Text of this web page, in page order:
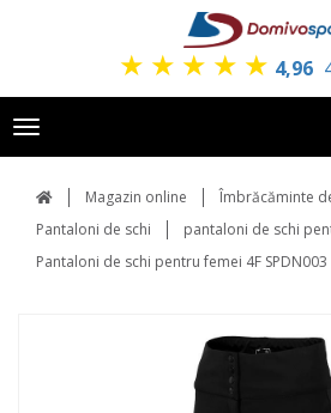
★ ★ ★ ★ ★ 4,96
Toggle
navigation
Magazin online
Îmbrăcăminte
Pantaloni de schi
pantaloni de schi
Pantaloni de schi pentru femei 4F